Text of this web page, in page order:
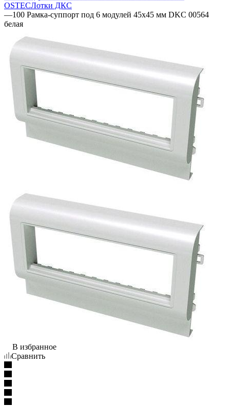
OSTECЛотки ДКС
—100 Рамка-суппорт под 6 модулей 45х45 мм DKC 00564
белая
В избранное
Сравнить